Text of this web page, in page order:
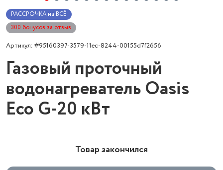
РАССРОЧКА на ВСЁ
300 бонусов за отзыв
Артикул: #95160397-3579-11ec-8244-00155d7f2656
Газовый проточный
водонагреватель Oasis
Eco G-20 кВт
Товар закончился